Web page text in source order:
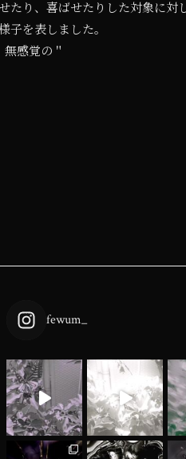
たり、喜ばせたりした対象に
子を表しました。
無感覚の＂
fewum_